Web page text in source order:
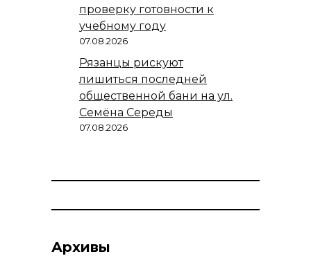
проверку готовности к
учебному году
07.08.2026
Рязанцы рискуют
лишиться последней
общественной бани на ул.
Семёна Середы
07.08.2026
Архивы